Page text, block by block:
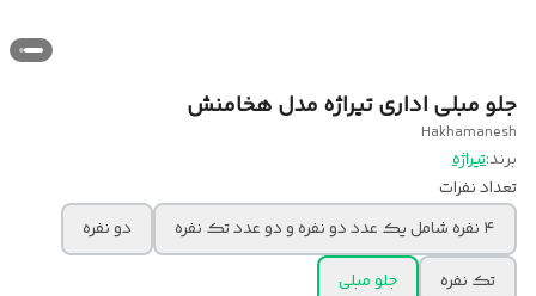
جلو مبلی اداری تیراژه مدل هخامنش
Hakhamanesh
برند:تیراژه
تعداد نفرات
۴ نفره شامل یک عدد دو نفره و دو عدد تک نفره
دو نفره
تک نفره
جلو مبلی